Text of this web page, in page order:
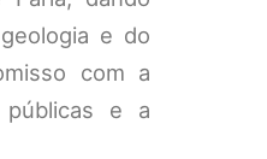
e do
com a
públicas e a